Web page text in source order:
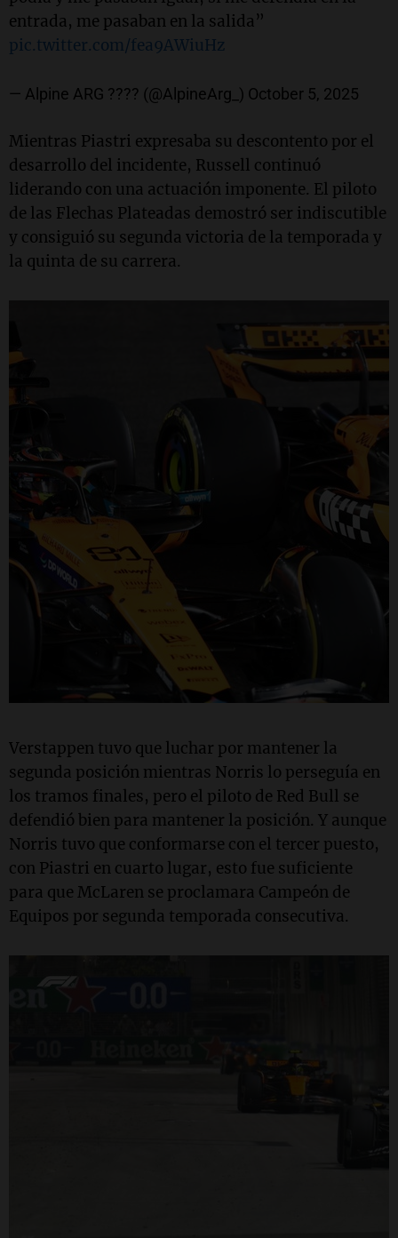
entrada, me pasaban en la salida”
pic.twitter.com/fea9AWiuHz
— Alpine ARG ???? (@AlpineArg_) October 5, 2025
Mientras Piastri expresaba su descontento por el
desarrollo del incidente, Russell continuó
liderando con una actuación imponente. El piloto
de las Flechas Plateadas demostró ser indiscutible
y consiguió su segunda victoria de la temporada y
la quinta de su carrera.
Verstappen tuvo que luchar por mantener la
segunda posición mientras Norris lo perseguía en
los tramos finales, pero el piloto de Red Bull se
defendió bien para mantener la posición. Y aunque
Norris tuvo que conformarse con el tercer puesto,
con Piastri en cuarto lugar, esto fue suficiente
para que McLaren se proclamara Campeón de
Equipos por segunda temporada consecutiva.